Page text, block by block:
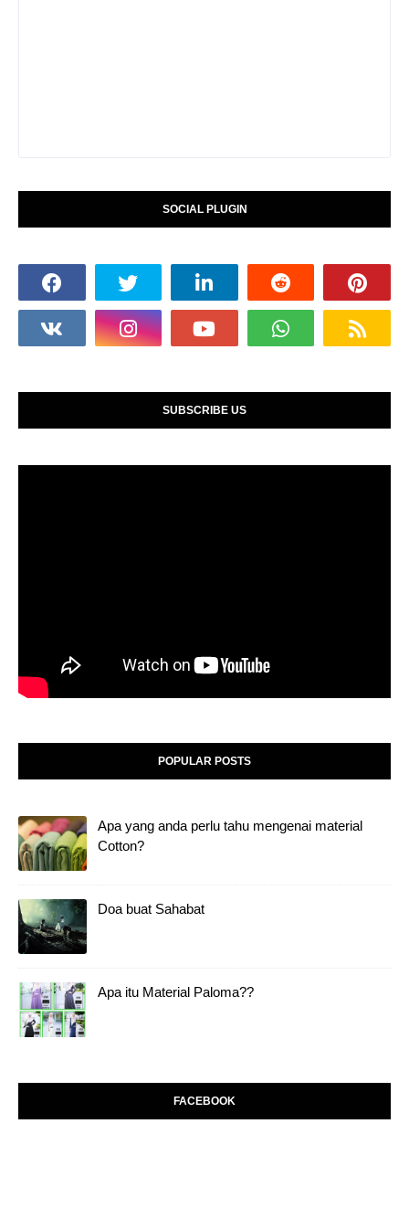
SOCIAL PLUGIN
SUBSCRIBE US
POPULAR POSTS
Apa yang anda perlu tahu mengenai material
Cotton?
Doa buat Sahabat
Apa itu Material Paloma??
FACEBOOK